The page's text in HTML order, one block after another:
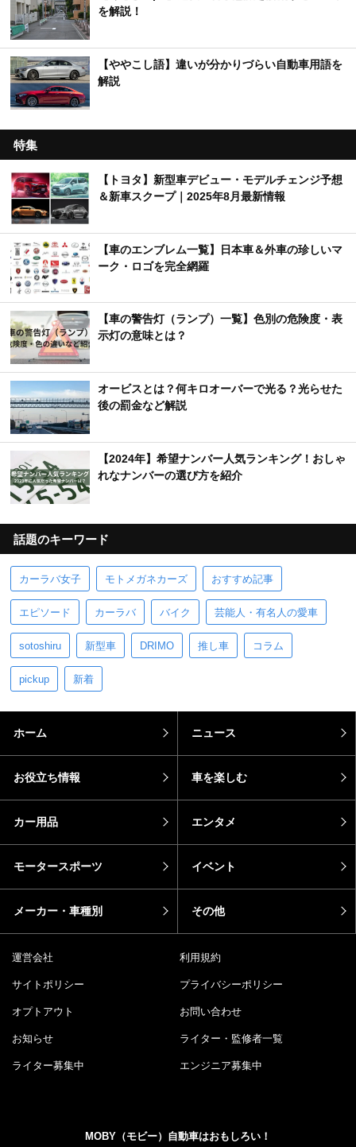
を解説！
【ややこし語】違いが分かりづらい自動車用語を
解説
特集
【トヨタ】新型車デビュー・モデルチェンジ予想
＆新車スクープ｜2025年8月最新情報
【車のエンブレム一覧】日本車＆外車の珍しいマ
ーク・ロゴを完全網羅
【車の警告灯（ランプ）一覧】色別の危険度・表
示灯の意味とは？
オービスとは？何キロオーバーで光る？光らせた
後の罰金など解説
【2024年】希望ナンバー人気ランキング！おしゃ
れなナンバーの選び方を紹介
話題のキーワード
カーラバ女子 モトメガネカーズ おすすめ記事
エピソード カーラバ バイク 芸能人・有名人の愛車
sotoshiru 新型車 DRIMO 推し車 コラム
pickup 新着
ホーム ニュース
お役立ち情報 車を楽しむ
カー用品 エンタメ
モータースポーツ イベント
メーカー・車種別 その他
運営会社 利用規約
サイトポリシー プライバシーポリシー
オプトアウト お問い合わせ
お知らせ ライター・監修者一覧
ライター募集中 エンジニア募集中
MOBY（モビー）自動車はおもしろい！